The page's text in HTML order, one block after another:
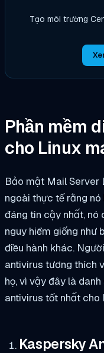
Tạo môi trường
Phần mềm
cho Linux
Bảo mật Mail Server
ngoài thực tế rằng
đáng tin cậy nhất, nó
nguy hiểm giống
điều hành khác.
antivirus tương thích
họ, vì vậy đây là
antivirus tốt nhất cho
Kaspersky